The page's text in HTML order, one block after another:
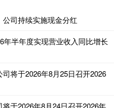
司持续实施现金分红
半年度实现营业收入同比增长
将于2026年8月25日召开2026
于2026年8月24日召开2026年